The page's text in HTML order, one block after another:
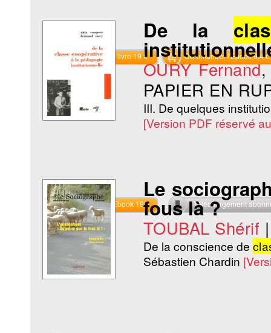
Commander le livre 19 € Commander l'Ebook 9.4 €
De la
OURY Fernand
PAPIER EN
III. De quelques
[Version PDF réservé
Commander l'Ebook 19 € Téléchargement
Le
fous là ?
TOUBAL Shérif
De la conscience de
Sébastien Chardin